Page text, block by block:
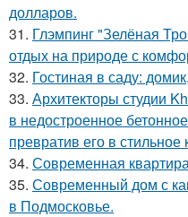
долларов.
31. Глэмпинг "Зелёная
отдых на природе с
32. Гостиная в саду:
33. Архитекторы студии
в недостроенное
превратив его в
34. Современная
35. Современный дом с
в Подмосковье.